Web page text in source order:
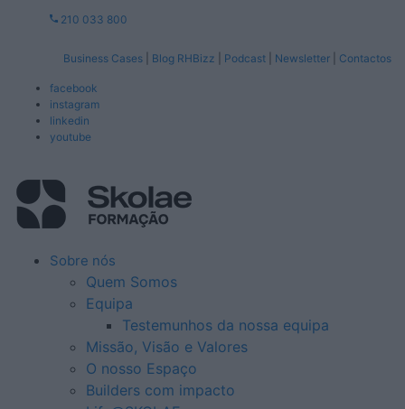
210 033 800
Business Cases Blog RHBizz Podcast Newsletter Contactos
facebook
instagram
linkedin
youtube
Sobre nós
Quem Somos
Equipa
Testemunhos da nossa equipa
Missão, Visão e Valores
O nosso Espaço
Builders com impacto